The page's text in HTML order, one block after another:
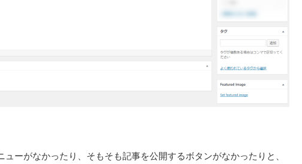
ーがなかったり、そもそも記事を公開するボタンがなかったりと、